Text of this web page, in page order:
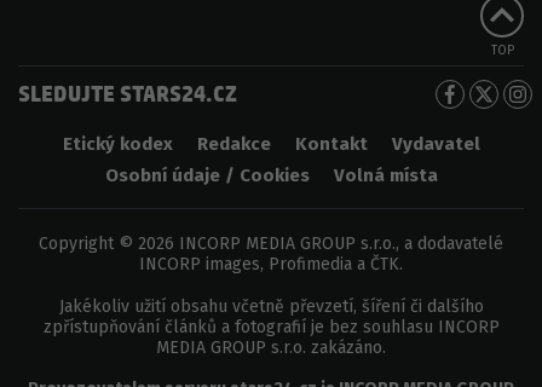
TOP
SLEDUJTE STARS24.CZ
Etický kodex Redakce Kontakt
Vydavatel
Osobní údaje / Cookies
Volná místa
Copyright © 2026 INCORP MEDIA GROUP s.r.o., a dodavatelé
INCORP images, Profimedia a ČTK.
Jakékoliv užití obsahu včetně převzetí, šíření či dalšího
zpřístupňování článků a fotografií je bez souhlasu INCORP
MEDIA GROUP s.r.o. zakázáno.